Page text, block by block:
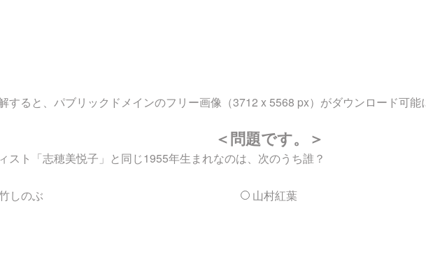
すると、パブリックドメインのフリー画像（3712 x 5568 px）がダウンロード可能
＜問題です。＞
スト「志穂美悦子」と同じ1955年生まれなのは、次のうち誰？
しのぶ 山村紅葉